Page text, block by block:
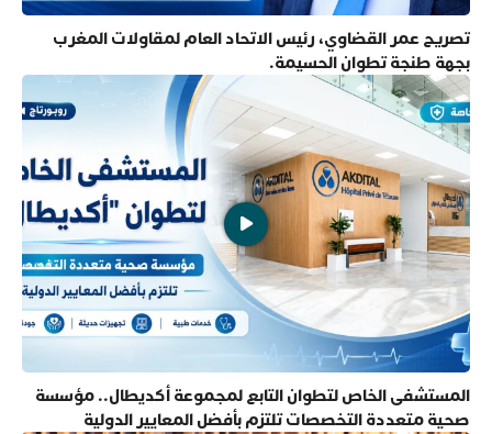
تصريح عمر القضاوي، رئيس الاتحاد العام لمقاولات المغرب
بجهة طنجة تطوان الحسيمة.
المستشفى الخاص لتطوان التابع لمجموعة أكديطال.. مؤسسة
صحية متعددة التخصصات تلتزم بأفضل المعايير الدولية